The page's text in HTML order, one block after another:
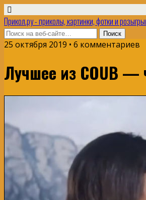
Прикол.ру - приколы, картинки, фотки и
25 октября 2019 • 6 комментариев
Лучшее из COUB —